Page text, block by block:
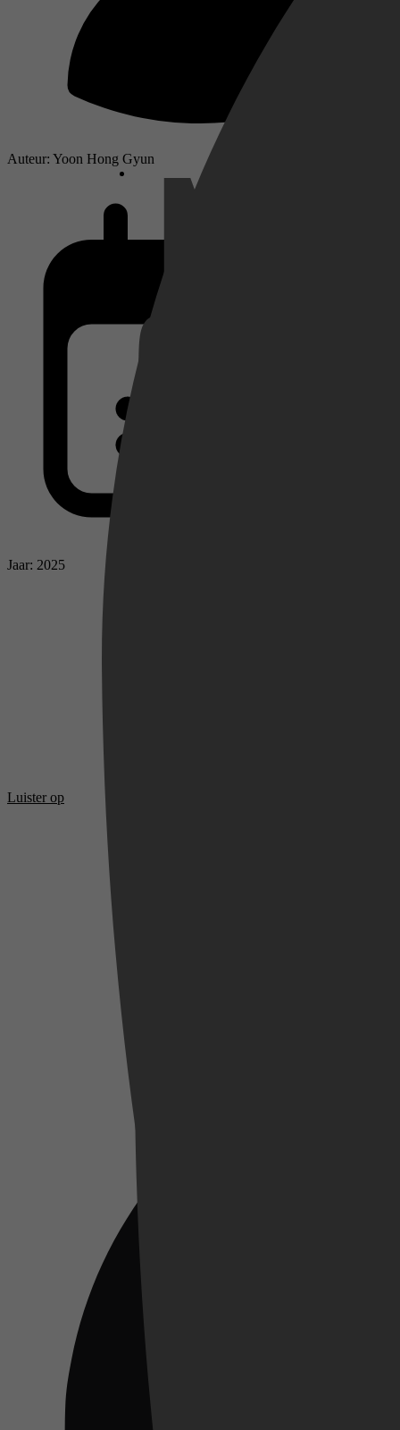
Auteur: Yoon Hong Gyun
Jaar: 2025
Luister op